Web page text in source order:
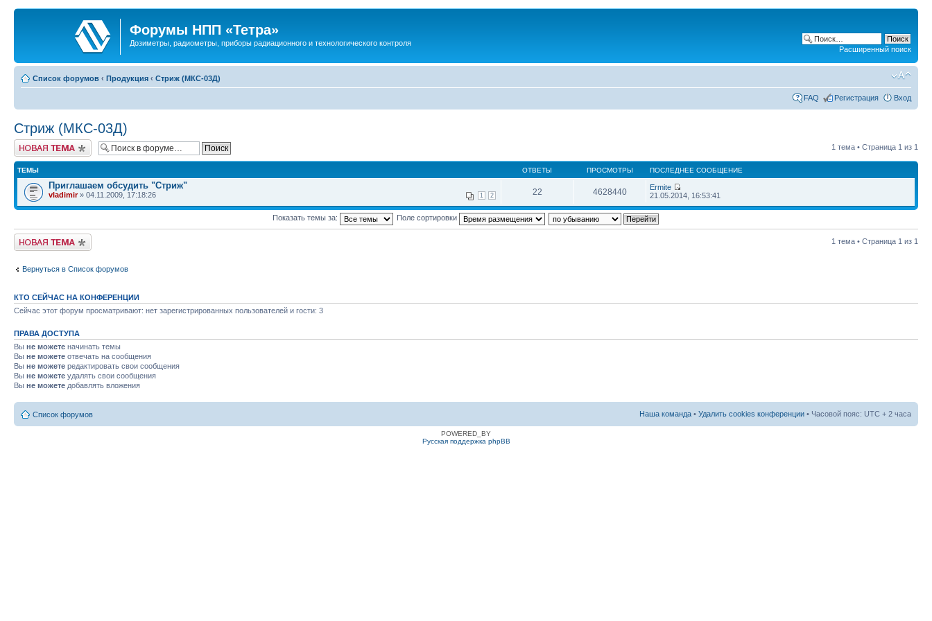
Форумы НПП «Тетра»
Дозиметры, радиометры, приборы радиационного и технологического контроля
Расширенный поиск
Список форумов ‹ Продукция ‹ Стриж (МКС-03Д)
FAQ Регистрация Вход
Стриж (МКС-03Д)
Новая тема 1 тема • Страница 1 из 1
ТЕМЫ ОТВЕТЫ ПРОСМОТРЫ ПОСЛЕДНЕЕ СООБЩЕНИЕ
Приглашаем обсудить "Стриж"
1 2
vladimir» 04.11.2009, 17:18:26 22 4628440
Ermite
21.05.2014, 16:53:41
Показать темы за: Поле сортировки
Новая тема 1 тема • Страница 1 из 1
Вернуться в Список форумов
КТО СЕЙЧАС НА КОНФЕРЕНЦИИ
Сейчас этот форум просматривают: нет зарегистрированных пользователей и гости: 3
ПРАВА ДОСТУПА
Вы не можете начинать темы
Вы не можете отвечать на сообщения
Вы не можете редактировать свои сообщения
Вы не можете удалять свои сообщения
Вы не можете добавлять вложения
Список форумов Наша команда • Удалить cookies конференции • Часовой пояс: UTC + 2 часа
POWERED_BY
Русская поддержка phpBB